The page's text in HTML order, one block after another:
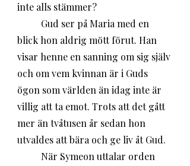
inte alls stämmer?
blick hon aldrig mött förut. Han
visar henne en sanning om sig själv
och om vem kvinnan är i Guds
ögon som världen än idag inte är
villig att ta emot. Trots att det gått
mer än tvåtusen år sedan hon
utvaldes att bära och ge liv åt Gud.